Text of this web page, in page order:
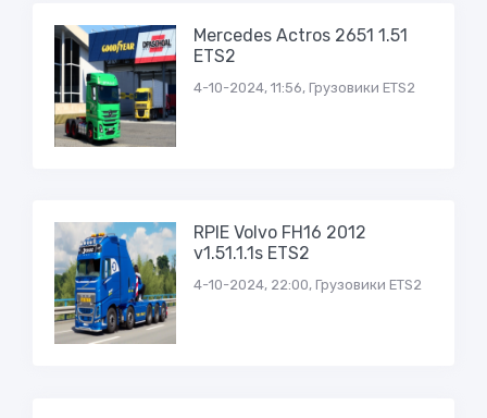
Mercedes Actros 2651 1.51
ETS2
4-10-2024, 11:56, Грузовики ETS2
RPIE Volvo FH16 2012
v1.51.1.1s ETS2
4-10-2024, 22:00, Грузовики ETS2